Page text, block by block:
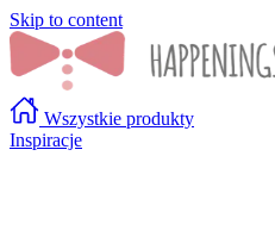
Skip to content
Wszystkie produkty
Inspiracje